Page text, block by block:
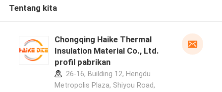
Tentang kita
Chongqing Haike Thermal
Insulation Material Co., Ltd.
profil pabrikan
26-16, Building 12, Hengdu
Metropolis Plaza, Shiyou Road,